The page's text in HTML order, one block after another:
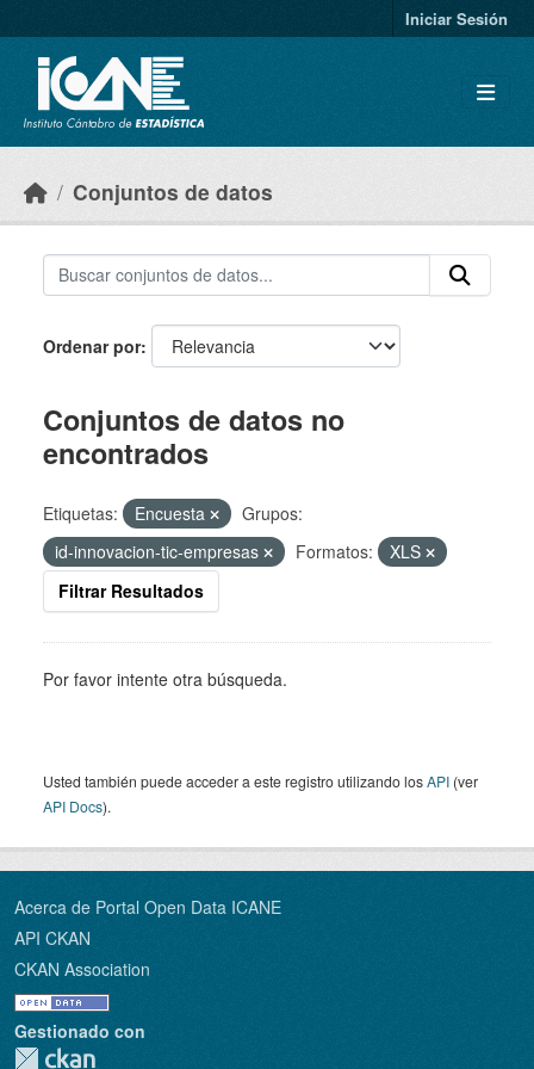
Iniciar Sesión
Conjuntos de datos
Ordenar por
Conjuntos de datos no
encontrados
Etiquetas: Encuesta
Grupos:
id-innovacion-tic-empresas
Formatos:
XLS
Filtrar Resultados
Por favor intente otra búsqueda.
Usted también puede acceder a este registro utilizando losAPI (ver
API Docs).
Acerca de Portal Open Data ICANE
API CKAN
CKAN Association
Gestionado con